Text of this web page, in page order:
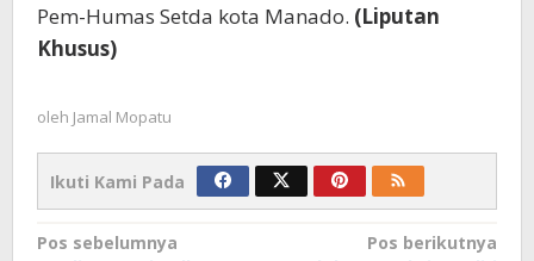
Pem-Humas Setda kota Manado. (Liputan
Khusus)
oleh Jamal Mopatu
Ikuti Kami Pada
Navigasi
Pos sebelumnya
Pos berikutnya